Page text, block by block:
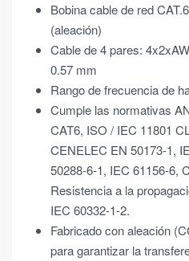
Bobina cable de red
(aleación)
Cable de 4 pares:
0.57 mm
Rango de frecuencia de
Cumple las normativas
CAT6, ISO / IEC 11801
CENELEC EN 50173-1,
50288-6-1, IEC 61156-6,
Resistencia a la
IEC 60332-1-2.
Fabricado con aleación
para garantizar la